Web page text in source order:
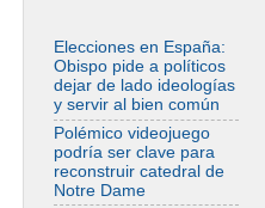
SIGNIS 2026, dar
voz a las religiosas
en el espacio
público
07.08.2026
Lanzan un proyecto
de empoderamiento
digital para mujeres
líderes en África
Elecciones en España:
Obispo pide a políticos
dejar de lado ideologías
y servir al bien común
Polémico videojuego
podría ser clave para
reconstruir catedral de
Notre Dame